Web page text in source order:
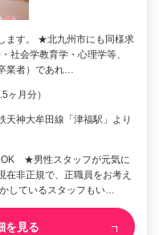
ます。 ★北九州市にも同様求
社会学教育学・心理学等、
業者）であれ…
ヶ月分）
天神大牟田線「津福駅」より
OK ★男性スタッフが元気に
非正規で、正職員をお考え
しているスタッフもい…
を見る